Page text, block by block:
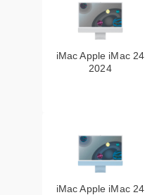
iMac Apple iMac 24
2024
iMac Apple iMac 24